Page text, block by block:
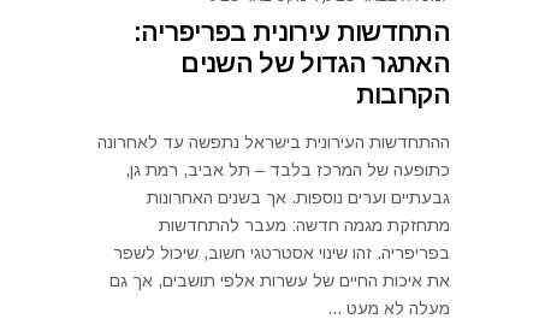
התחדשות עירונית בפריפריה:
האתגר הגדול של השנים
הקרובות
ההתחדשות העירונית בישראל נתפשה עד לאחרונה
כתופעה של המרכז בלבד – תל אביב, רמת גן,
גבעתיים וערים נוספות. אך בשנים האחרונות
מתחזקת מגמה חדשה: מעבר להתחדשות
בפריפריה. זהו שינוי אסטרטגי חשוב, שיכול לשפר
את איכות החיים של עשרות אלפי תושבים, אך גם
מעלה לא מעט